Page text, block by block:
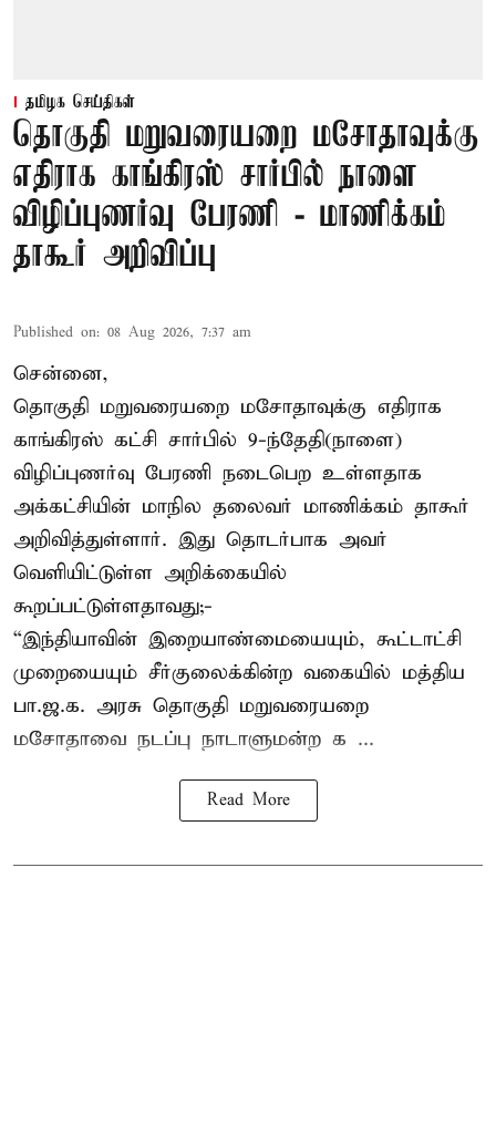
தமிழக செய்திகள்
தொகுதி மறுவரையறை மசோதாவுக்கு
எதிராக காங்கிரஸ் சார்பில் நாளை
விழிப்புணர்வு பேரணி - மாணிக்கம்
தாகூர் அறிவிப்பு
Published on: 08 Aug 2026, 7:37 am
சென்னை,
தொகுதி மறுவரையறை மசோதாவுக்கு எதிராக
காங்கிரஸ் கட்சி சார்பில் 9-ந்தேதி(நாளை)
விழிப்புணர்வு பேரணி நடைபெற உள்ளதாக
அக்கட்சியின் மாநில தலைவர் மாணிக்கம் தாகூர்
அறிவித்துள்ளார். இது தொடர்பாக அவர்
வெளியிட்டுள்ள அறிக்கையில்
கூறப்பட்டுள்ளதாவது;-
“இந்தியாவின் இறையாண்மையையும், கூட்டாட்சி
முறையையும் சீர்குலைக்கின்ற வகையில் மத்திய
பா.ஜ.க. அரசு தொகுதி மறுவரையறை
மசோதாவை நடப்பு நாடாளுமன்ற க ...
Read More